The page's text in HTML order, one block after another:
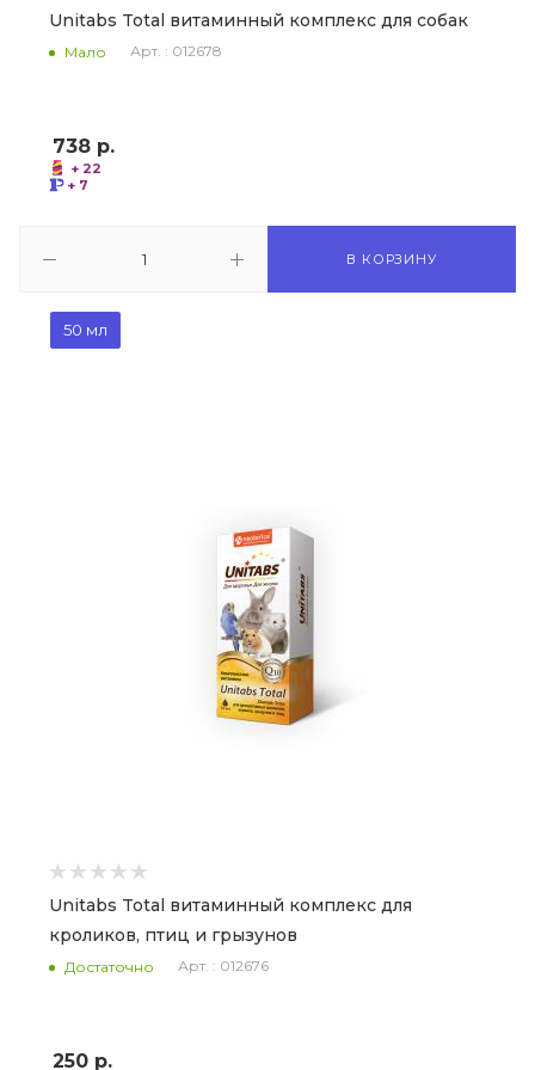
Unitabs Total витаминный комплекс для собак
Мало Арт. : 012678
738 р.
+ 22
+ 7
В КОРЗИНУ
50 мл
Unitabs Total витаминный комплекс для
кроликов, птиц и грызунов
Достаточно Арт. : 012676
250 р.